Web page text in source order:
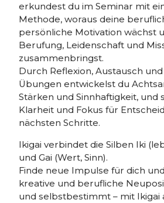
erkundest du im Seminar mit
Methode, woraus deine
persönliche Motivation wächst
Berufung, Leidenschaft und
zusammenbringst.
Durch Reflexion, Austausch
Übungen entwickelst du
Stärken und Sinnhaftigkeit, und
Klarheit und Fokus für
nächsten Schritte.
Ikigai verbindet die Silben Iki
und Gai (Wert, Sinn).
Finde neue Impulse für dich
kreative und berufliche
und selbstbestimmt – mit Ikigai